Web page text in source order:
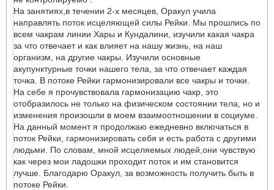
На занятиях,в течении 2-х месяцев, Оракул учила
направлять поток исцеляющей силы Рейки. Мы прошлись по
всем чакрам линии Хары и Кундалини, изучили какая чакра
за что отвечает и как влияет на нашу жизнь, на наш
организм, на другие чакры. Изучили основные
акупунктурные точки нашего тела, за что отвечает каждая
точка. В потоке Рейки гармонизировали все чакры и точки.
На себе я прочувствовала гармонизацию чакр, это
отобразилось не только на физическом состоянии тела, но и
изменения произошли в моем взаимоотношении в социуме.
На данный момент я продолжаю ежедневно включаться в
поток Рейки, гармонизировать себя и есть работа с другими
людьми. По словам, мной исцеляемых людей,они чувствую
как через мои ладошки проходит поток и им становится
лучше. Благодарю Оракул, за возможность получить быть в
потоке Рейки.